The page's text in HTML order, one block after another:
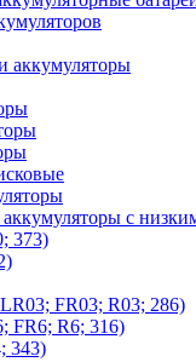
аккумуляторы
с
373)
FR03; R03; 286)
FR6; R6; 316)
343)